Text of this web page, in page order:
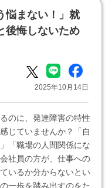
悩まない！」就
後悔しないため
2025年10月14日
のに、発達障害の特性
じていませんか？「自
「職場の人間関係にな
社員の方が、仕事への
いるか分からないとい
一歩を踏み出すのをた